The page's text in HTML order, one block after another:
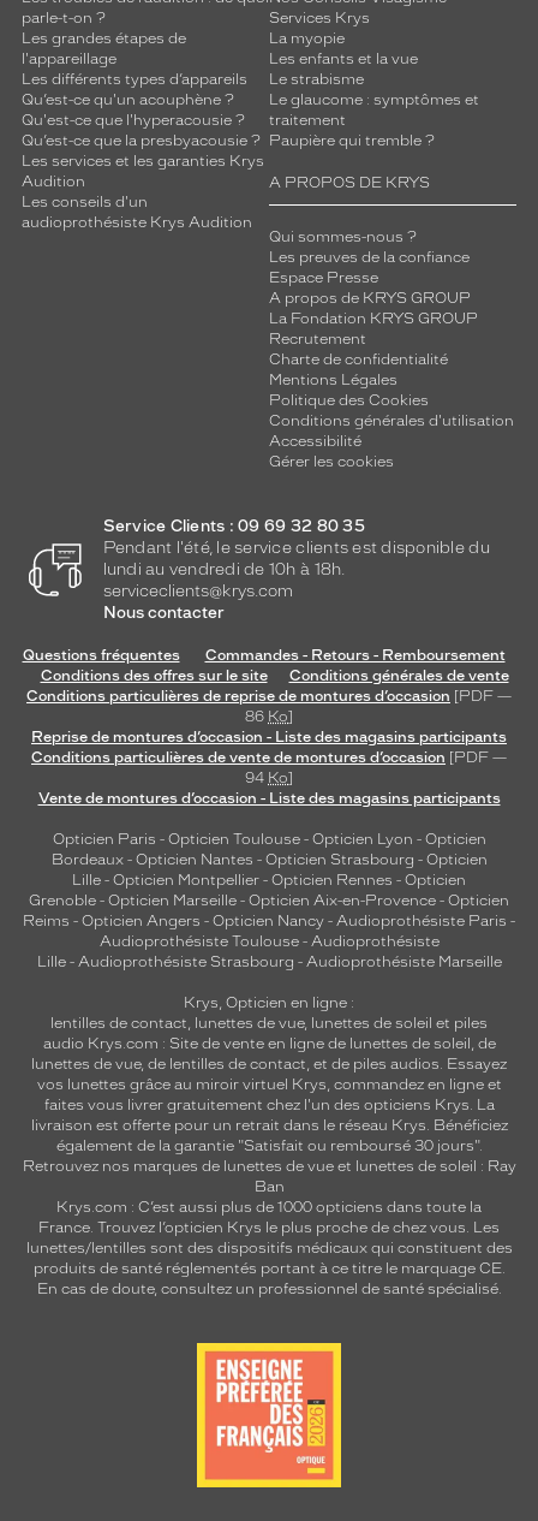
parle-t-on ?
Les grandes étapes de
l'appareillage
Les différents types d’appareils
Qu’est-ce qu'un acouphène ?
Qu'est-ce que l'hyperacousie ?
Qu’est-ce que la presbyacousie ?
Les services et les garanties Krys
Audition
Les conseils d'un
audioprothésiste Krys Audition
Services Krys
La myopie
Les enfants et la vue
Le strabisme
Le glaucome : symptômes et
traitement
Paupière qui tremble ?
A PROPOS DE KRYS
Qui sommes-nous ?
Les preuves de la confiance
Espace Presse
A propos de KRYS GROUP
La Fondation KRYS GROUP
Recrutement
Charte de confidentialité
Mentions Légales
Politique des Cookies
Conditions générales d'utilisation
Accessibilité
Gérer les cookies
Service Clients : 09 69 32 80 35
Pendant l'été, le service clients est disponible du
lundi au vendredi de 10h à 18h.
serviceclients@krys.com
Nous contacter
Questions fréquentes
Commandes - Retours - Remboursement
Conditions des offres sur le site
Conditions générales de vente
Conditions particulières de reprise de montures d’occasion [PDF —
86 Ko]
Reprise de montures d’occasion - Liste des magasins participants
Conditions particulières de vente de montures d’occasion [PDF —
94 Ko]
Vente de montures d’occasion - Liste des magasins participants
Opticien Paris - Opticien Toulouse- Opticien Lyon - Opticien
Bordeaux- Opticien Nantes - Opticien Strasbourg - Opticien
Lille - Opticien Montpellier - Opticien Rennes - Opticien
Grenoble - Opticien Marseille - Opticien Aix-en-Provence - Opticien
Reims - Opticien Angers - Opticien Nancy - Audioprothésiste Paris -
Audioprothésiste Toulouse- Audioprothésiste
Lille- Audioprothésiste Strasbourg - Audioprothésiste Marseille
Krys, Opticien en ligne :
lentilles de contact, lunettes de vue, lunettes de soleil et piles
audio Krys.com : Site de vente en ligne de lunettes de soleil, de
lunettes de vue, de lentilles de contact, et de piles audios. Essayez
vos lunettes grâce au miroir virtuel Krys, commandez en ligne et
faites vous livrer gratuitement chez l'un des opticiens Krys. La
livraison est offerte pour un retrait dans le réseau Krys. Bénéficiez
également de la garantie "Satisfait ou remboursé 30 jours".
Retrouvez nos marques de lunettes de vue et lunettes de soleil : Ray
Ban
Krys.com : C’est aussi plus de 1000 opticiens dans toute la
France. Trouvez l’opticien Krys le plus proche de chez vous. Les
lunettes/lentilles sont des dispositifs médicaux qui constituent des
produits de santé réglementés portant à ce titre le marquage CE.
En cas de doute, consultez un professionnel de santé spécialisé.